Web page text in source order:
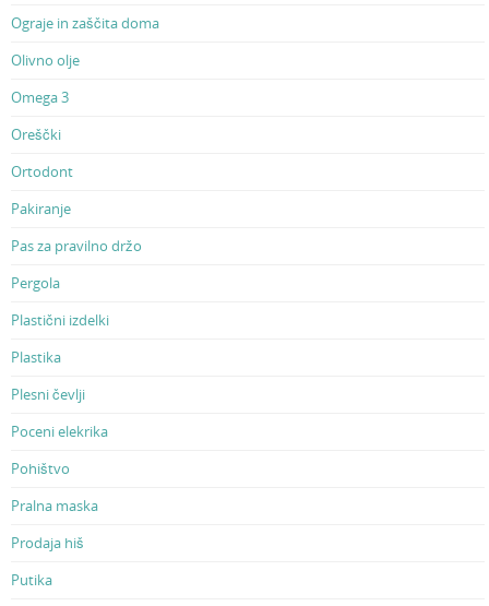
Ograje in zaščita doma
Olivno olje
Omega 3
Oreščki
Ortodont
Pakiranje
Pas za pravilno držo
Pergola
Plastični izdelki
Plastika
Plesni čevlji
Poceni elekrika
Pohištvo
Pralna maska
Prodaja hiš
Putika